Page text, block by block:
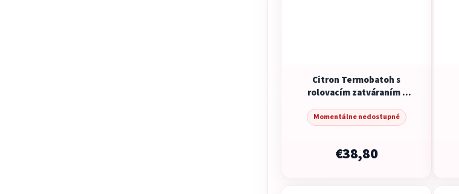
Citron Termobatoh s
rolovacím zatváraním -
Momentálne nedostupné
€38,80